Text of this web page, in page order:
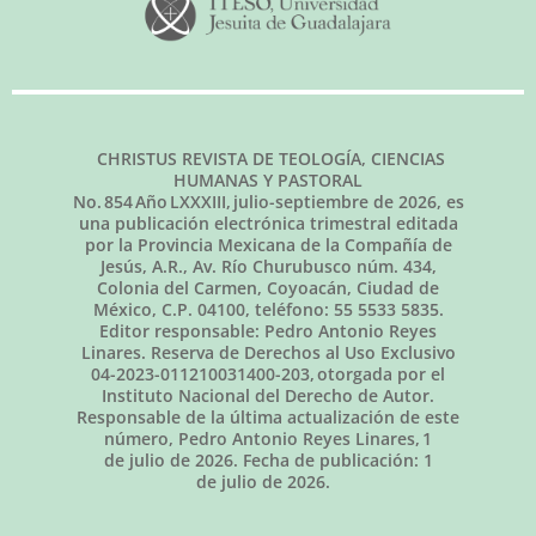
CHRISTUS REVISTA DE TEOLOGÍA, CIENCIAS
HUMANAS Y PASTORAL
No.854Año LXXXIII, julio-septiembre de 2026, es
una publicación electrónica trimestral editada
por la Provincia Mexicana de la Compañía de
Jesús, A.R., Av. Río Churubusco núm. 434,
Colonia del Carmen, Coyoacán, Ciudad de
México, C.P. 04100, teléfono: 55 5533 5835.
Editor responsable: Pedro Antonio Reyes
Linares. Reserva de Derechos al Uso Exclusivo
04-2023-011210031400-203, otorgada por el
Instituto Nacional del Derecho de Autor.
Responsable de la última actualización de este
número, Pedro Antonio Reyes Linares, 1
de julio de 2026. Fecha de publicación: 1
de julio de 2026.